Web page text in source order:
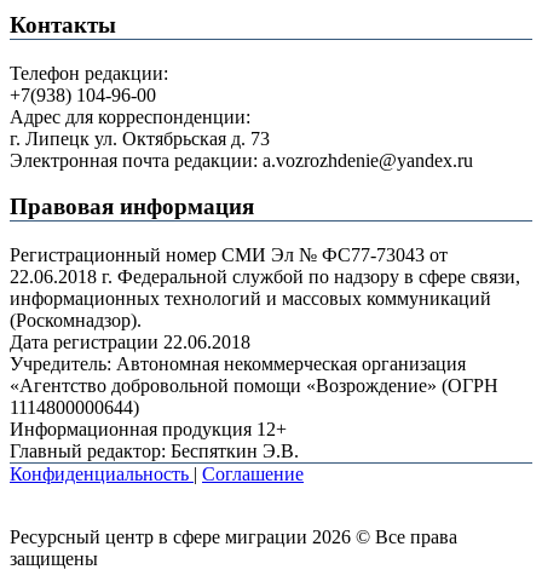
Контакты
Телефон редакции:
+7(938) 104-96-00
Адрес для корреспонденции:
г. Липецк ул. Октябрьская д. 73
Электронная почта редакции: a.vozrozhdenie@yandex.ru
Правовая информация
Регистрационный номер СМИ Эл № ФС77-73043 от
22.06.2018 г. Федеральной службой по надзору в сфере связи,
информационных технологий и массовых коммуникаций
(Роскомнадзор).
Дата регистрации 22.06.2018
Учредитель: Автономная некоммерческая организация
«Агентство добровольной помощи «Возрождение» (ОГРН
1114800000644)
Информационная продукция 12+
Главный редактор: Беспяткин Э.В.
Конфиденциальность | Соглашение
Ресурсный центр в сфере миграции 2026 © Все права
защищены